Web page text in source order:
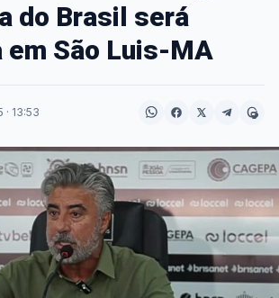
do Brasil será
em São Luis-MA
13:53